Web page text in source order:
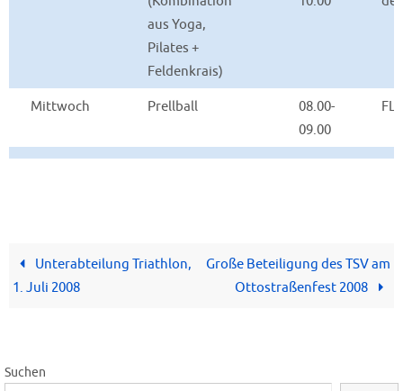
aus Yoga,
Pilates +
Feldenkrais)
Mittwoch Prellball
08.00-
09.00
Unterabteilung Triathlon,
1. Juli 2008
Große Beteiligung des TSV am
Ottostraßenfest 2008
Suchen